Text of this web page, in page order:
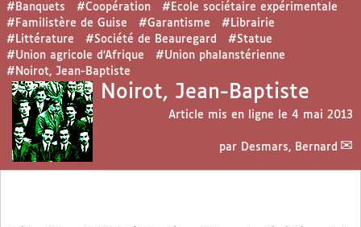
#Banquets
#Coopération
#Ecole sociétaire expérimentale
#Familistère de Guise
#Garantisme
#Librairie
#Littérature
#Société de Beauregard
#Statue
#Union agricole d’Afrique
#Union phalanstérienne
#Noirot, Jean-Baptiste
Noirot, Jean-Baptiste
Article mis en ligne le 4 mai 2013
par Desmars, Bernard